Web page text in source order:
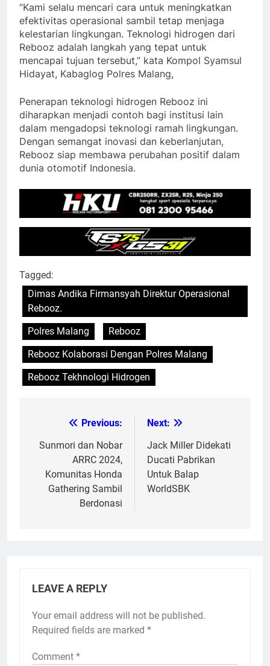
“Kami selalu mencari cara untuk meningkatkan
efektivitas operasional sambil tetap menjaga
kelestarian lingkungan. Teknologi hidrogen dari
Rebooz adalah langkah yang tepat untuk
mencapai tujuan tersebut,” kata Kompol Syamsul
Hidayat, Kabaglog Polres Malang,
Penerapan teknologi hidrogen Rebooz ini
diharapkan menjadi contoh bagi institusi lain
dalam mengadopsi teknologi ramah lingkungan.
Dengan semangat inovasi dan keberlanjutan,
Rebooz siap membawa perubahan positif dalam
dunia otomotif Indonesia.
Tagged:
Dimas Andika Firmansyah Direktur Operasional
Rebooz.
Polres Malang
Rebooz
Rebooz Kolaborasi Dengan Polres Malang
Rebooz Tekhnologi Hidrogen
navigation
Previous:
Sunmori dan Nobar
ARRC 2024,
Komunitas Honda
Gathering Sambil
Berdonasi
Next:
Jack Miller Didekati
Ducati Pabrikan
Untuk Balap
WorldSBK
LEAVE A REPLY
Your email address will not be published.
Required fields are marked *
Comment *